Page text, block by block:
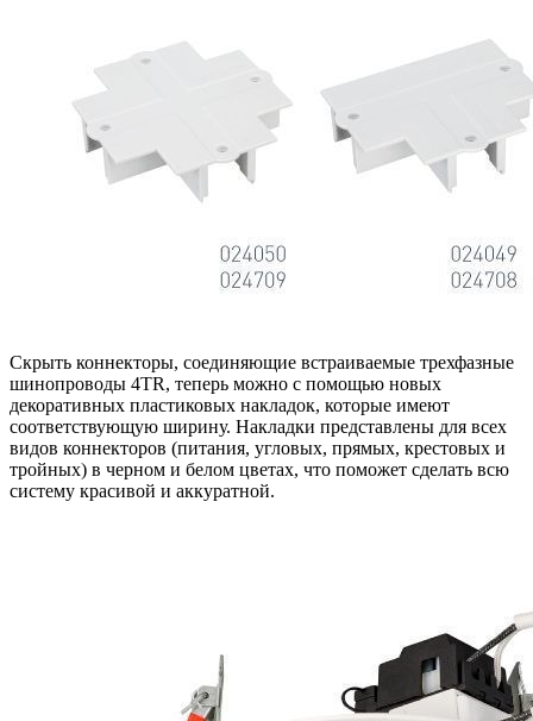
Скрыть коннекторы, соединяющие встраиваемые трехфазные
шинопроводы 4TR, теперь можно с помощью новых
декоративных пластиковых накладок, которые имеют
соответствующую ширину. Накладки представлены для всех
видов коннекторов (питания, угловых, прямых, крестовых и
тройных) в черном и белом цветах, что поможет сделать всю
систему красивой и аккуратной.